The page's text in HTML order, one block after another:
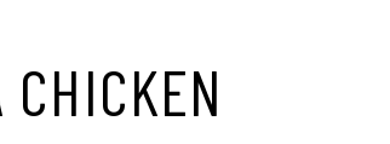
CHICKEN